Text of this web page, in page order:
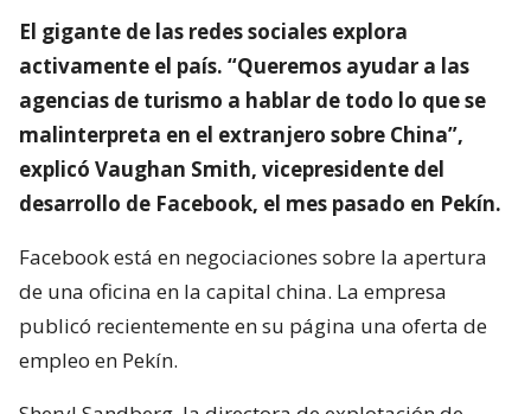
El gigante de las redes sociales explora
activamente el país. “Queremos ayudar a las
agencias de turismo a hablar de todo lo que se
malinterpreta en el extranjero sobre China”,
explicó Vaughan Smith, vicepresidente del
desarrollo de Facebook, el mes pasado en Pekín.
Facebook está en negociaciones sobre la apertura
de una oficina en la capital china. La empresa
publicó recientemente en su página una oferta de
empleo en Pekín.